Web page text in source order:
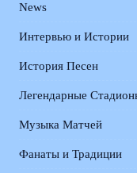
News
Интервью и Истории
История Песен
Легендарные
Музыка Матчей
Фанаты и Традиции